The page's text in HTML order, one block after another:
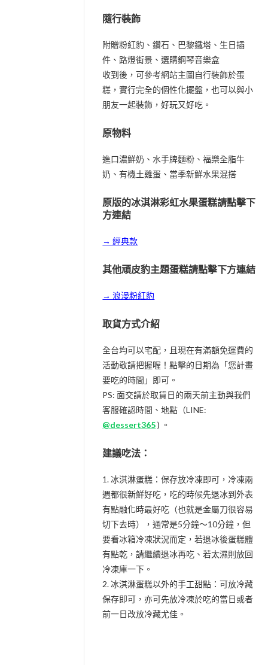
隨行裝飾
附贈粉紅豹、鑽石、巴黎鐵塔、生日插
件、路燈街景、選購鋼琴音樂盒
收到後，可參考網站主圖自行裝飾於蛋
糕，實行完全的個性化擺盤，也可以與小
朋友一起裝飾，好玩又好吃。
原物料
進口濃鮮奶、水手牌麵粉、福樂全脂牛
奶、有機土雞蛋、當季新鮮水果混搭
原版的冰淇淋彩虹水果蛋糕請點擊下
方連結
→ 經典款
其他頑皮豹主題蛋糕請點擊下方連結
→ 浪漫粉紅豹
取貨方式介紹
全台均可以宅配，且現在有滿額免運費的
活動敬請把握喔！點擊的日期為「您計畫
要吃的時間」即可。
PS: 面交請於取貨日的兩天前主動與我們
客服確認時間、地點（LINE:
@dessert365) 。
建議吃法：
1. 冰淇淋蛋糕：保存放冷凍即可，冷凍兩
週都很新鮮好吃，吃的時候先退冰到外表
有點融化時最好吃（也就是金屬刀很容易
切下去時），通常是5分鐘～10分鐘，但
要看冰箱冷凍狀況而定，若退冰後蛋糕體
有點乾，請繼續退冰再吃、若太濕則放回
冷凍庫一下。
2. 冰淇淋蛋糕以外的手工甜點：可放冷藏
保存即可，亦可先放冷凍於吃的當日或者
前一日改放冷藏尤佳。